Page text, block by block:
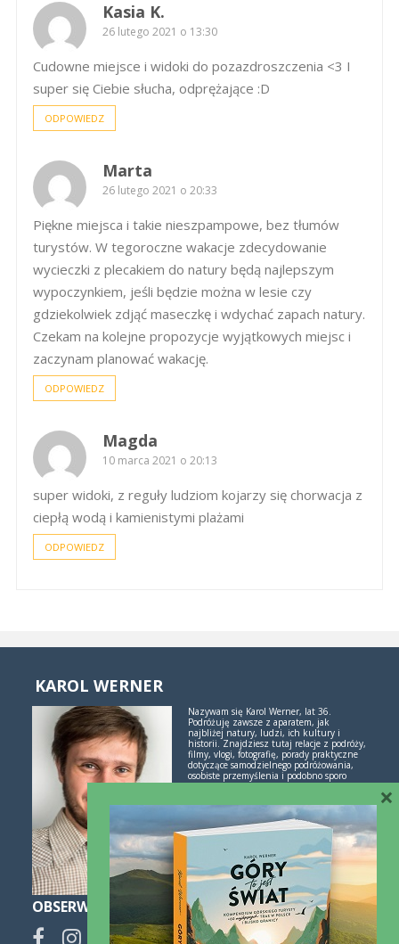
Kasia K.
26 lutego 2021 o 13:30
Cudowne miejsce i widoki do pozazdroszczenia <3 I
super się Ciebie słucha, odprężające :D
ODPOWIEDZ
Marta
26 lutego 2021 o 20:33
Piękne miejsca i takie nieszpampowe, bez tłumów
turystów. W tegoroczne wakacje zdecydowanie
wycieczki z plecakiem do natury będą najlepszym
wypoczynkiem, jeśli będzie można w lesie czy
gdziekolwiek zdjąć maseczkę i wdychać zapach natury.
Czekam na kolejne propozycje wyjątkowych miejsc i
zaczynam planować wakację.
ODPOWIEDZ
Magda
10 marca 2021 o 20:13
super widoki, z reguły ludziom kojarzy się chorwacja z
ciepłą wodą i kamienistymi plażami
ODPOWIEDZ
KAROL WERNER
Nazywam się Karol Werner, lat 36.
Podróżuję zawsze z aparatem, jak
najbliżej natury, ludzi, ich kultury i
historii. Znajdziesz tutaj relacje z podróży,
filmy, vlogi, fotografię, porady praktyczne
dotyczące samodzielnego podróżowania,
osobiste przemyślenia i podobno sporo
inspiracji. Jeśli lubisz świetne historie i
polubimy się!
Więcej o mnie i blogu
OBSERWUJ
×